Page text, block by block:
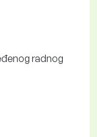
radnog